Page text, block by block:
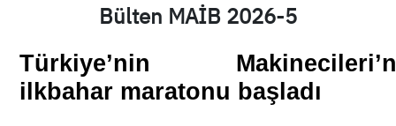
Bülten MAİB 2026-5
Türkiye’nin
ilkbahar maratonu başladı